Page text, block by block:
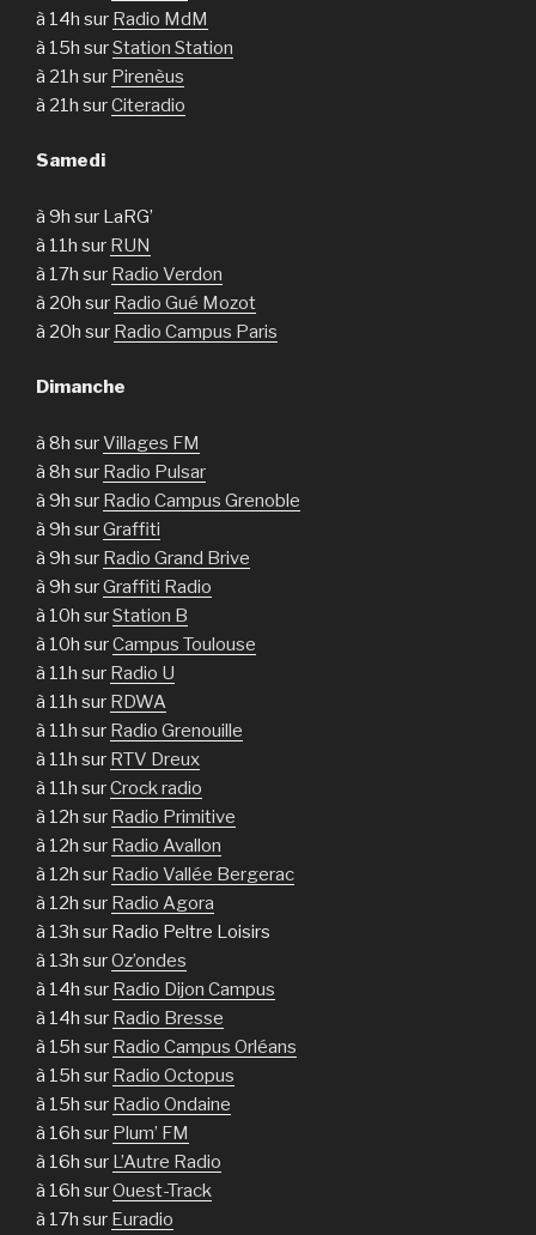
à 14h sur Radio MdM
à 15h surStation Station
à 21h sur Pirenèus
à 21h surCiteradio
Samedi
à 9h sur LaRG’
à 11h sur RUN
à 17h sur Radio Verdon
à 20h sur Radio Gué Mozot
à 20h sur Radio Campus Paris
Dimanche
à 8h surVillages FM
à 8h sur Radio Pulsar
à 9h sur Radio Campus Grenoble
à 9h surGraffiti
à 9h sur Radio Grand Brive
à 9h surGraffiti Radio
à 10h surStation B
à 10h surCampus Toulouse
à 11h sur Radio U
à 11h sur RDWA
à 11h sur Radio Grenouille
à 11h sur RTV Dreux
à 11h surCrock radio
à 12h sur Radio Primitive
à 12h sur Radio Avallon
à 12h sur Radio Vallée Bergerac
à 12h sur Radio Agora
à 13h sur Radio Peltre Loisirs
à 13h surOz’ondes
à 14h sur Radio Dijon Campus
à 14h sur Radio Bresse
à 15h sur Radio Campus Orléans
à 15h sur Radio Octopus
à 15h sur Radio Ondaine
à 16h sur Plum’ FM
à 16h sur L’Autre Radio
à 16h surOuest-Track
à 17h sur Euradio